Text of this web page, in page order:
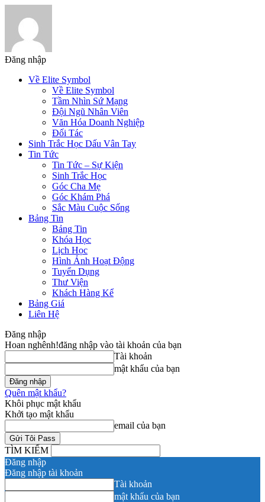
Đăng nhập
Về Elite Symbol
Về Elite Symbol
Tầm Nhìn Sứ Mạng
Đội Ngũ Nhân Viên
Văn Hóa Doanh Nghiệp
Đối Tác
Sinh Trắc Học Dấu Vân Tay
Tin Tức
Tin Tức – Sự Kiện
Sinh Trắc Học
Góc Cha Mẹ
Góc Khám Phá
Sắc Màu Cuộc Sống
Bảng Tin
Bảng Tin
Khóa Học
Lịch Học
Hình Ảnh Hoạt Động
Tuyển Dụng
Thư Viện
Khách Hàng Kể
Bảng Giá
Liên Hệ
Đăng nhập
Hoan nghênh!đăng nhập vào tài khoản của bạn
Tài khoản
mật khẩu của bạn
Quên mật khẩu?
Khôi phục mật khẩu
Khởi tạo mật khẩu
email của bạn
TÌM KIẾM
Đăng nhập
Đăng nhập tài khoản
Tài khoản
mật khẩu của bạn